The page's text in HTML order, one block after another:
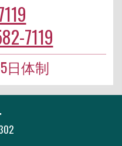
7119
日体制